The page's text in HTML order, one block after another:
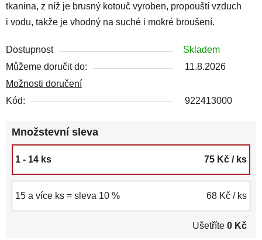
tkanina, z níž je brusný kotouč vyroben, propouští vzduch
i vodu, takže je vhodný na suché i mokré broušení.
Dostupnost
Skladem
Můžeme doručit do:
11.8.2026
Možnosti doručení
Kód:
922413000
Množstevní sleva
1 - 14 ks 75 Kč / ks
15 a více ks = sleva 10 % 68 Kč / ks
Ušetříte 0 Kč